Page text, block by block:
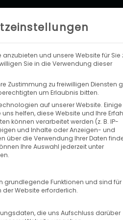
UNTERNEHMEN
2017″
und unsere Website für Sie
Sie in die Verwendung dieser
Zustimmung zu freiwilligen Diensten
um Erlaubnis bitten.
auf unserer Website.
helfen, diese Website und Ihre
können verarbeitet werden (z. B. IP-
und Inhalte oder Anzeigen- und
über die Verwendung Ihrer Daten
Ihre Auswahl jederzeit unter
Gruppen, für die eine
grundlegende Funktionen und sind
Website erforderlich.
die uns Aufschluss darüber